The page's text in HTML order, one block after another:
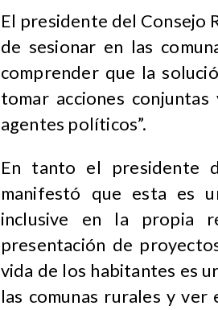
El presidente del Consejo
de sesionar en las
comprender que la
tomar acciones
agentes políticos”.
En tanto el presidente
manifestó que esta es
inclusive en la propia
presentación de
vida de los habitantes es
las comunas rurales y